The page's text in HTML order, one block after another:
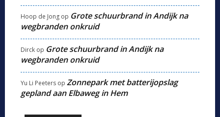
Hoop de Jong op Grote schuurbrand in Andijk na
wegbranden onkruid
Dirck op Grote schuurbrand in Andijk na
wegbranden onkruid
Yu Li Peeters op Zonnepark met batterijopslag
gepland aan Elbaweg in Hem